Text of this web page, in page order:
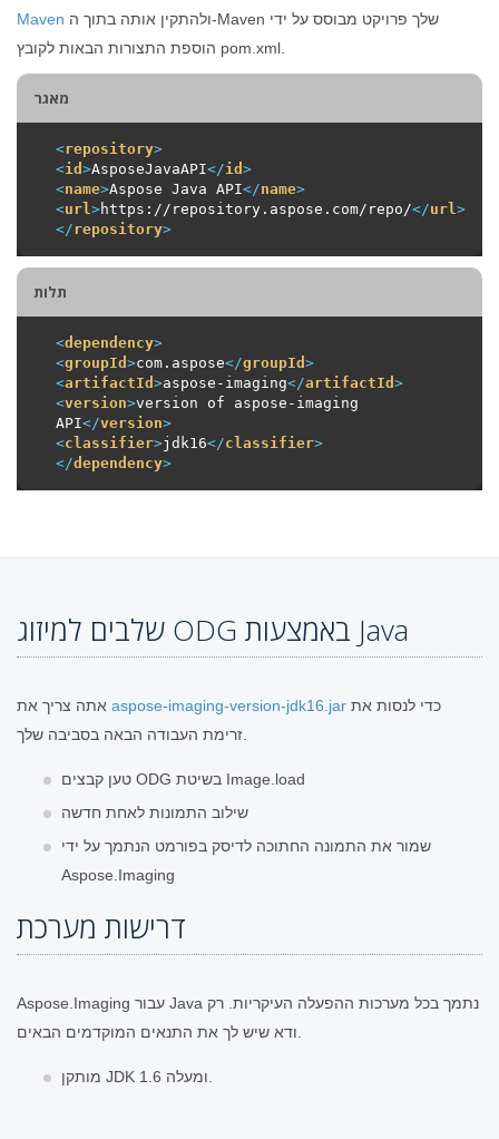
Maven
הוספת התצורות הבאות לקובץ pom.xml.
מאגר
<repository>
<id >AsposeJavaAPI</id >
<name>Aspose Java API</name>
<url >https://repository.aspose.com/repo/</url >
</repository>
תלות
<dependency>
<groupId >com.aspose</groupId >
<artifactId >aspose-imaging</artifactId >
<version>version of aspose-imaging
API</version>
<classifier>jdk16</classifier>
</dependency>
שלבים למיזוג ODG באמצעות Java
aspose-imaging-version-jdk16.jar
טען קבצים ODG בשיטת Image.load
שילוב התמונות לאחת חדשה
שמור את התמונה החתוכה לדיסק בפורמט הנתמך על ידי
Aspose.Imaging
דרישות מערכת
Aspose.Imaging עבור Java נתמך בכל מערכות ההפעלה העיקריות. רק